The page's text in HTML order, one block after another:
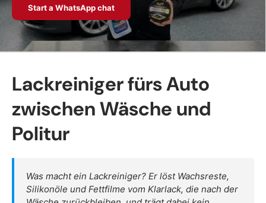
Start a WhatsApp chat
Lackreiniger fürs Auto
zwischen Wäsche und
Politur
Was macht ein Lackreiniger? Er löst Wachsreste,
Silikonöle und Fettfilme vom Klarlack, die nach der